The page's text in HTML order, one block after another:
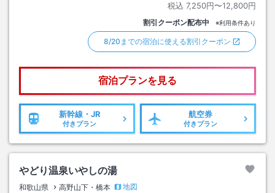
税込 7,250円〜12,800円
割引クーポン配布中 ※利用条件あり
8/20までの宿泊に使える割引クーポン
宿泊プランを見る
新幹線・JR
付きプラン
航空券
付きプラン
やどり温泉いやしの湯
和歌山県 高野山下・橋本
地図